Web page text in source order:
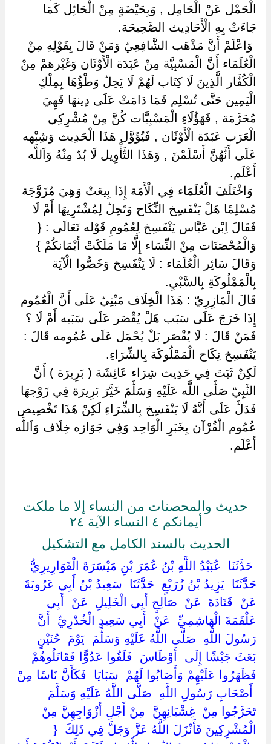
الْحَمْل عَنْ الْحَامِل , وَبِحَيْضَةٍ مِنْ الْحَائِل كَمَا
جَاءَتْ بِهِ الْأَحَادِيث الصَّحِيحَة.
‏ ‏وَاعْلَمْ أَنَّ مَذْهَب الشَّافِعِيّ وَمَنْ قَالَ بِقَوْلِهِ مِنْ
الْعُلَمَاء أَنَّ الْمَسْبِيَّة مِنْ عَبَدَة الْأَوْثَان وَغَيْرهمْ مِنْ
الْكُفَّار الَّذِينَ لَا كِتَاب لَهُمْ لَا يَحِلّ وَطْؤُهَا بِمِلْكِ
الْيَمِين حَتَّى تُسْلِم فَمَا دَامَتْ عَلَى دِينهَا فَهِيَ
مُحَرَّمَة , فَهَؤُلَاءِ الْمَسْبِيَّات كُنَّ مِنْ مُشْرِكِي
الْعَرَب عَبَدَة الْأَوْثَان , فَيُؤَوَّل هَذَا الْحَدِيث وَشِبْهه
عَلَى أَنَّهُنَّ أَسْلَمْنَ , وَهَذَا التَّأْوِيل لَا بُدّ مِنْهُ وَاَللَّه
أَعْلَم.
‏ ‏وَاخْتَلَفَ الْعُلَمَاء فِي الْأَمَة إِذَا بِيعَتْ وَهِيَ مُزَوَّجَة
مُسْلِمًا هَلْ يَنْفَسِخ النِّكَاح وَتَحِلّ لِمُشْتَرِيهَا أَمْ لَا
فَقَالَ اِبْن عَبَّاس يَنْفَسِخ لِعُمُومِ قَوْله تَعَالَى : {
وَالْمُحْصَنَات مِنْ النِّسَاء إِلَّا مَا مَلَكَتْ أَيْمَانكُمْ }
وَقَالَ سَائِر الْعُلَمَاء : لَا يَنْفَسِخ وَخَصُّوا الْآيَة
بِالْمَمْلُوكَةِ بِالسَّبْيِ.
قَالَ الْمَازِرِيّ : هَذَا الْخِلَاف مَبْنِيّ عَلَى أَنَّ الْعُمُوم
إِذَا خَرَجَ عَلَى سَبَب هَلْ يُقْصَر عَلَى سَبَبه أَمْ لَا ؟
فَمَنْ قَالَ : لَا يُقْصَر بَلْ يُحْمَل عَلَى عُمُومه قَالَ :
يَنْفَسِخ نِكَاح الْمَمْلُوكَة بِالشِّرَاءِ.
لَكِنْ ثَبَتَ فِي حَدِيث شِرَاء عَائِشَة ( بَرِيرَة ) أَنَّ
النَّبِيّ صَلَّى اللَّه عَلَيْهِ وَسَلَّمَ خَيَّرَ بَرِيرَة فِي زَوْجهَا
فَدَلَّ عَلَى أَنَّهُ لَا يَنْفَسِخ بِالشِّرَاءِ لَكِنْ هَذَا تَخْصِيص
عُمُوم الْقُرْآن بِخَبَرِ الْوَاحِد وَفِي جَوَازه خِلَاف وَاَللَّه
أَعْلَم.
حديث والمحصنات من النساء إلا ما ملكت
أيمانكم ٤ النساء الآية ٢٤
الحديث بالسند الكامل مع التشكيل
‏ ‏حَدَّثَنَا ‏ ‏عُبَيْدُ اللَّهِ بْنُ عُمَرَ بْنِ مَيْسَرَةَ الْقَوَارِيرِيُّ ‏
‏حَدَّثَنَا ‏ ‏يَزِيدُ بْنُ زُرَيْعٍ ‏ ‏حَدَّثَنَا ‏ ‏سَعِيدُ بْنُ أَبِي عَرُوبَةَ ‏
‏عَنْ ‏ ‏قَتَادَةَ ‏ ‏عَنْ ‏ ‏صَالِحٍ أَبِي الْخَلِيلِ ‏ ‏عَنْ ‏ ‏أَبِي
عَلْقَمَةَ الْهَاشِمِيِّ ‏ ‏عَنْ ‏ ‏أَبِي سَعِيدٍ الْخُدْرِيِّ ‏ ‏أَنَّ
رَسُولَ اللَّهِ ‏ ‏صَلَّى اللَّهُ عَلَيْهِ وَسَلَّمَ ‏ ‏يَوْمَ ‏ ‏حُنَيْنٍ ‏
‏بَعَثَ جَيْشًا إِلَى ‏ ‏أَوْطَاسَ ‏ ‏فَلَقُوا عَدُوًّا فَقَاتَلُوهُمْ
فَظَهَرُوا عَلَيْهِمْ وَأَصَابُوا لَهُمْ ‏ ‏سَبَايَا ‏ ‏فَكَأَنَّ نَاسًا مِنْ
‏ ‏أَصْحَابِ رَسُولِ اللَّهِ ‏ ‏صَلَّى اللَّهُ عَلَيْهِ وَسَلَّمَ ‏
‏تَحَرَّجُوا مِنْ ‏ ‏غِشْيَانِهِنَّ ‏ ‏مِنْ أَجْلِ أَزْوَاجِهِنَّ مِنْ
الْمُشْرِكِينَ فَأَنْزَلَ اللَّهُ عَزَّ وَجَلَّ فِي ذَلِكَ ‏ {